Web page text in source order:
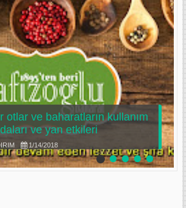
otlar ve baharatların kullanım
ve yan etkileri
1/14/2018